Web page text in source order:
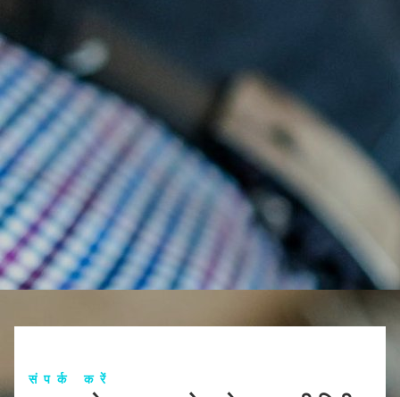
संपर्क करें